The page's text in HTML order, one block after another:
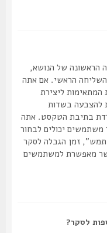
של הנושא,
הראשי. אם אתה
ליצירת
בשדות
בתיבת הטקסט. אתה
יכולים לבחור
זמן הגבלה לסקר
מאפשרת למשתמשים
לסקר?